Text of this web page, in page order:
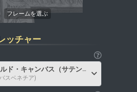
ッチャー
ド・キャンバス（サテン）
スベネチア)